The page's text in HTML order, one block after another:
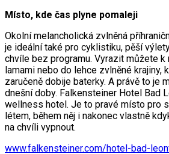
Místo, kde čas plyne pomaleji
Okolní melancholická zvlněná
je ideální také pro cyklistiku, pěší
chvíle bez programu. Vyrazit můžete k
lamami nebo do lehce zvlněné krajiny,
zaručeně dobije baterky. A právě to je
dnešní doby. Falkensteiner Hotel Bad
wellness hotel. Je to pravé místo pro
létem, během něj i nakonec vlastně
na chvíli vypnout.
www.falkensteiner.com/hotel-bad-